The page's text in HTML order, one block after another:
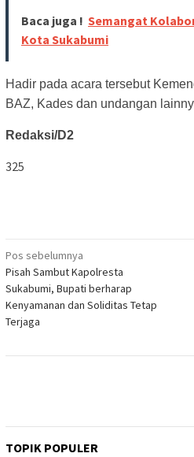
Baca juga ! Semangat
Kota Sukabumi
Hadir pada acara tersebut
BAZ, Kades dan undangan
Redaksi/D2
325
Navigasi
pos
Pos sebelumnya
Pisah Sambut Kapolresta
Sukabumi, Bupati berharap
Kenyamanan dan Soliditas Tetap
Terjaga
TOPIK POPULER